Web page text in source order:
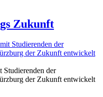
Zukunft
Studierenden der
der Zukunft entwickelt